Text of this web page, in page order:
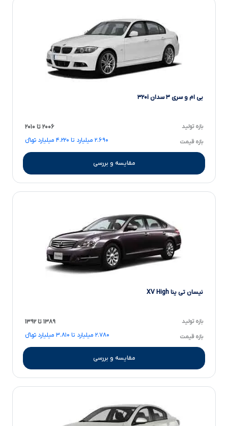
بی ام و سری ۳ سدان ۳۲۰i
بازه تولید ۲۰۰۶ تا ۲۰۱۰
بازه قیمت ۲.۶۹۰ میلیارد تا ۴.۲۲۰ میلیارد تومانءءء
مقایسه و بررسی
نیسان تی ینا XV High
بازه تولید ۱۳۸۹ تا ۱۳۹۲
بازه قیمت ۲.۷۸۰ میلیارد تا ۳.۸۱۰ میلیارد تومانءءء
مقایسه و بررسی